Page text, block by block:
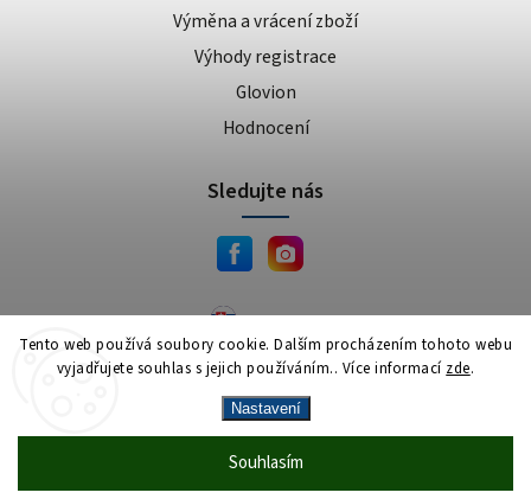
Tento web používá soubory cookie. Dalším procházením tohoto webu
vyjadřujete souhlas s jejich používáním.. Více informací zde.
Nastavení
Souhlasím
Vrácení zboží zdarma— celý srpen bez
Výměna a vrácení zboží
Výhody registrace
Glovion
Hodnocení
Sledujte nás
JEMA.sk
Copyright 2026JEMA.cz. Všechna práva vyhrazena.
VytvořilShoptet| Design